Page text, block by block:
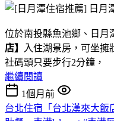
位於南投縣魚池鄉、日月
店】
入住湖景房，可坐擁
社碼頭只要步行2分鐘，
繼續閱讀
1個月前
台北住宿「台北漢來大飯